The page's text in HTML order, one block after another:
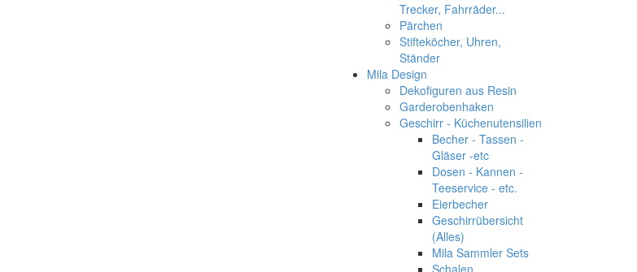
Trecker, Fahrräder...
Pärchen
Stifteköcher, Uhren,
Ständer
Mila Design
Dekofiguren aus Resin
Garderobenhaken
Geschirr - Küchenutensilien
Becher - Tassen -
Gläser -etc
Dosen - Kannen -
Teeservice - etc.
Eierbecher
Geschirrübersicht
(Alles)
Mila Sammler Sets
Schalen